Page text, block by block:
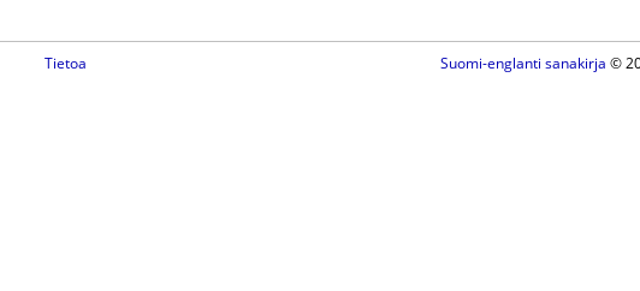
Tietoa Suomi-englanti sanakirja ©